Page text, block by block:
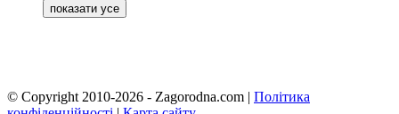
© Copyright 2010-2026 - Zagorodna.com | Політика